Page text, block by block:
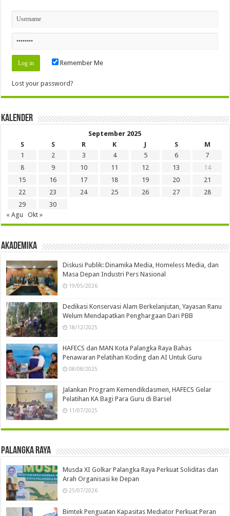
Remember Me
Lost your password?
Kalender
September 2025
S
S R K J S
M
1
2 3 4 5 6
7
8
9 10 11 12 13
14
15
16 17 18 19 20
21
22
23 24 25 26 27
28
29
30
« Agu
Okt »
Akademika
Diskusi Publik: Dinamika Media, Homeless Media, dan
Masa Depan Industri Pers Nasional
19/05/2026
Dedikasi Konservasi Alam Berkelanjutan, Yayasan Ranu
Welum Mendapatkan Penghargaan Dari PBB
18/12/2025
HAFECS dan MAN Kota Palangka Raya Bahas
Penawaran Pelatihan Koding dan AI Untuk Guru
08/08/2025
Jalankan Program Kemendikdasmen, HAFECS Gelar
Pelatihan KA Bagi Para Guru di Barsel
11/07/2025
Palangka Raya
Musda XI Golkar Palangka Raya Perkuat Soliditas dan
Arah Organisasi ke Depan
25/07/2026
Bimtek Penguatan Kapasitas Mediator Perkuat Peran